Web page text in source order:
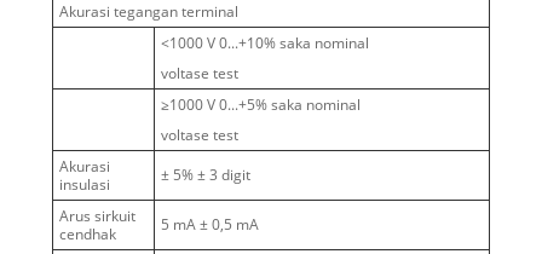
Akurasi tegangan terminal
<1000 V 0...+10% saka nominal
voltase test
≥1000 V 0...+5% saka nominal
voltase test
Akurasi
insulasi
± 5% ± 3 digit
Arus sirkuit
cendhak
5 mA ± 0,5 mA